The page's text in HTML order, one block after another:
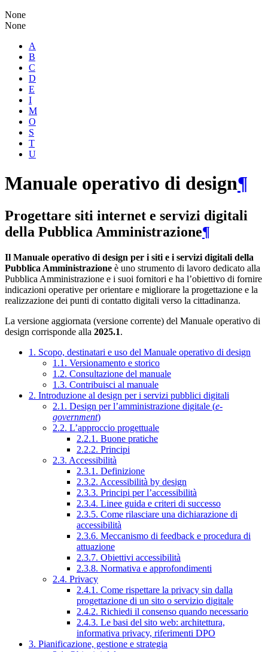
None
None
A
B
C
D
E
I
M
O
S
T
U
Manuale operativo di design¶
Progettare siti internet e servizi digitali
della Pubblica Amministrazione¶
Il Manuale operativo di design per i siti e i servizi digitali della
Pubblica Amministrazione è uno strumento di lavoro dedicato alla
Pubblica Amministrazione e i suoi fornitori e ha l’obiettivo di fornire
indicazioni operative per orientare e migliorare la progettazione e la
realizzazione dei punti di contatto digitali verso la cittadinanza.
La versione aggiornata (versione corrente) del Manuale operativo di
design corrisponde alla 2025.1.
1. Scopo, destinatari e uso del Manuale operativo di design
1.1. Versionamento e storico
1.2. Consultazione del manuale
1.3. Contribuisci al manuale
2. Introduzione al design per i servizi pubblici digitali
2.1. Design per l’amministrazione digitale (e-
government)
2.2. L’approccio progettuale
2.2.1. Buone pratiche
2.2.2. Principi
2.3. Accessibilità
2.3.1. Definizione
2.3.2. Accessibilità by design
2.3.3. Principi per l’accessibilità
2.3.4. Linee guida e criteri di successo
2.3.5. Come rilasciare una dichiarazione di
accessibilità
2.3.6. Meccanismo di feedback e procedura di
attuazione
2.3.7. Obiettivi accessibilità
2.3.8. Normativa e approfondimenti
2.4. Privacy
2.4.1. Come rispettare la privacy sin dalla
progettazione di un sito o servizio digitale
2.4.2. Richiedi il consenso quando necessario
2.4.3. Le basi del sito web: architettura,
informativa privacy, riferimenti DPO
3. Pianificazione, gestione e strategia